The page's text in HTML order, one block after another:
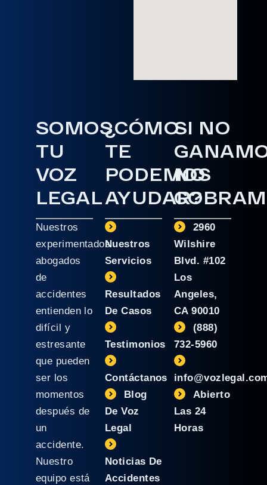
SOMOS
TU
VOZ
LEGAL
Nuestros
experimentados
abogados
de
accidentes
entienden lo
difícil y
estresante
que pueden
ser los
momentos
después de
un
accidente.
Nuestro
equipo está
¿CÓMO
TE
PODEMOS
AYUDAR?
Nuestros
Servicios
Resultados
De Casos
Testimonios
Contáctanos
Blog
De Voz
Legal
Noticias De
Accidentes
SI NO
NO
2960
Wilshire
Blvd. #102
Los
Angeles,
CA 90010
(888)
732-5960
Abierto
Las 24
Horas